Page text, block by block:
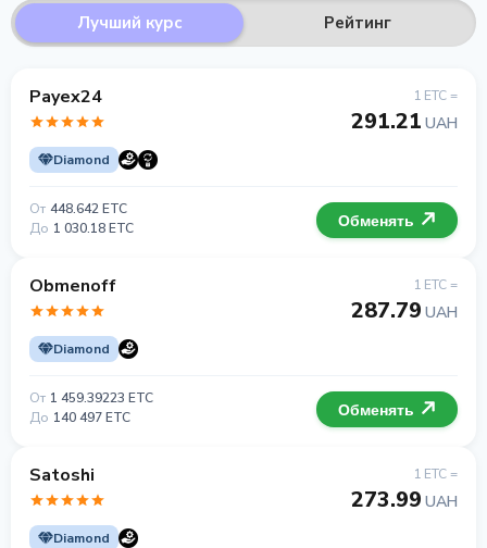
Лучший курс Рейтинг
Payex24
Diamond
1 ETC =
291.21 UAH
От 448.642 ETC
До 1 030.18 ETC Обменять
Obmenoff
Diamond
1 ETC =
287.79 UAH
От 1 459.39223 ETC
До 140 497 ETC Обменять
Satoshi
Diamond
1 ETC =
273.99 UAH